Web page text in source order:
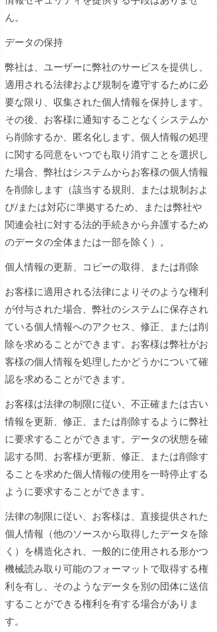
ん。
データの保持
弊社は、ユーザーに弊社のサービスを提供し、
適用される法律および規制を遵守するために必
要な限り、収集された個人情報を保持します。
その後、お客様に通知することなくシステムか
ら削除するか、匿名化します。個人情報の処理
に関する同意をいつでも取り消すことを選択し
た場合、弊社はシステムからお客様の個人情報
を削除します（該当する規則、または規制およ
び/または対応に準拠するため、または弊社や
関連会社に対する法的手続きから弁護するため
のデータの全体または一部を除く）。
個人情報の更新、コピーの取得、または削除
お客様に適用される法律によりそのような権利
が付与された場合、弊社のシステムに保存され
ている個人情報へのアクセス、修正、または削
除を求めることができます。お客様は弊社がお
客様の個人情報を処理したかどうかについて確
認を求めることができます。
お客様は法律の制限に従い、不正確または古い
情報を更新、修正、または削除するように弊社
に要求することができます。データの状態を確
認する間、お客様が更新、修正、または削除す
ることを求めた個人情報の使用を一時停止する
ように要求することができます。
法律の制限に従い、お客様は、直接提供された
個人情報（他のソースから取得したデータを除
く）を構造化され、一般的に使用される形かつ
機械読み取り可能のフォーマットで取得する権
利を有し、そのようなデータを別の団体に送信
することができる権利を有する場合がありま
す。